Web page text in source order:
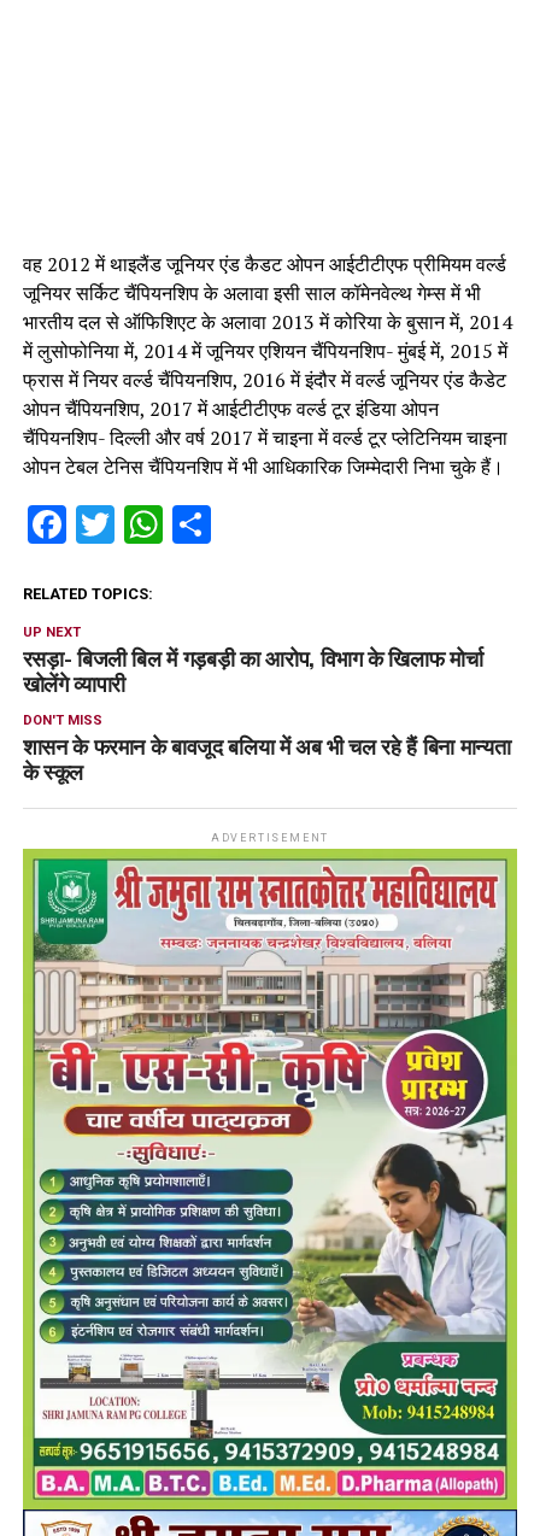
वह 2012 में थाइलैंड जूनियर एंड कैडट ओपन आईटीटीएफ प्रीमियम व‌र्ल्ड
जूनियर सर्किट चैंपियनशिप के अलावा इसी साल कॉमेनवेल्थ गेम्स में भी
भारतीय दल से ऑफिशिएट के अलावा 2013 में कोरिया के बुसान में, 2014
में लुसोफोनिया में, 2014 में जूनियर एशियन चैंपियनशिप- मुंबई में, 2015 में
फ्रास में नियर व‌र्ल्ड चैंपियनशिप, 2016 में इंदौर में व‌र्ल्ड जूनियर एंड कैडेट
ओपन चैंपियनशिप, 2017 में आईटीटीएफ व‌र्ल्ड टूर इंडिया ओपन
चैंपियनशिप- दिल्ली और वर्ष 2017 में चाइना में व‌र्ल्ड टूर प्लेटिनियम चाइना
ओपन टेबल टेनिस चैंपियनशिप में भी आधिकारिक जिम्मेदारी निभा चुके हैं।
Facebook
TwitterWhatsApp
Share
RELATED TOPICS:
UP NEXT
रसड़ा- बिजली बिल में गड़बड़ी का आरोप, विभाग के खिलाफ मोर्चा
खोलेंगे व्यापारी
DON'T MISS
शासन के फरमान के बावजूद बलिया में अब भी चल रहे हैं बिना मान्यता
के स्कूल
ADVERTISEMENT